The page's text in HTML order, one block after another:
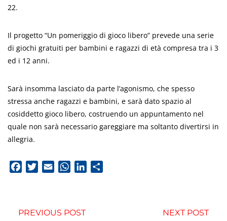
22.
Il progetto “Un pomeriggio di gioco libero” prevede una serie
di giochi gratuiti per bambini e ragazzi di età compresa tra i 3
ed i 12 anni.
Sarà insomma lasciato da parte l’agonismo, che spesso
stressa anche ragazzi e bambini, e sarà dato spazio al
cosiddetto gioco libero, costruendo un appuntamento nel
quale non sarà necessario gareggiare ma soltanto divertirsi in
allegria.
FacebookTwitterEmail WhatsApp
LinkedIn
PREVIOUS POST NEXT POST